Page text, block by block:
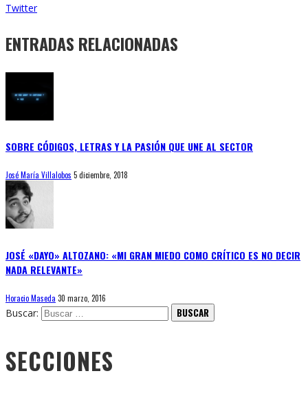
Twitter
ENTRADAS RELACIONADAS
SOBRE CÓDIGOS, LETRAS Y LA PASIÓN QUE UNE AL SECTOR
José María Villalobos 5 diciembre, 2018
JOSÉ «DAYO» ALTOZANO: «MI GRAN MIEDO COMO CRÍTICO ES NO DECIR
NADA RELEVANTE»
Horacio Maseda 30 marzo, 2016
Buscar:
SECCIONES